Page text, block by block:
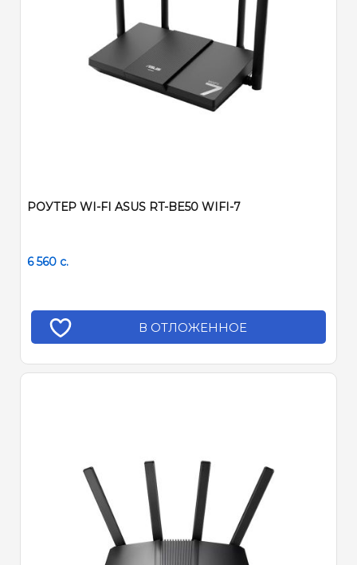
РОУТЕР WI-FI ASUS RT-BE50 WIFI-7
6 560 c.
В ОТЛОЖЕННОЕ